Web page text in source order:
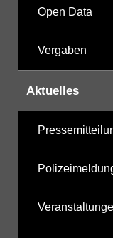
Open Data
Vergaben
Aktuelles